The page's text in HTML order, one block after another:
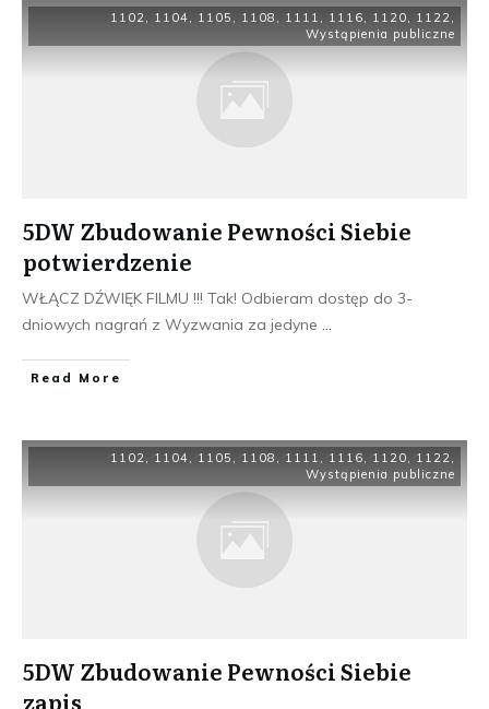
1102, 1104, 1105 , 1108 , 1111 , 1116, 1120, 1122,
Wystąpienia publiczne
5DW Zbudowanie Pewności Siebie
potwierdzenie
WŁĄCZ DŹWIĘK FILMU !!! Tak! Odbieram dostęp do 3-
dniowych nagrań z Wyzwania za jedyne ...
​Read More
1102, 1104, 1105 , 1108 , 1111 , 1116, 1120, 1122,
Wystąpienia publiczne
5DW Zbudowanie Pewności Siebie
zapis